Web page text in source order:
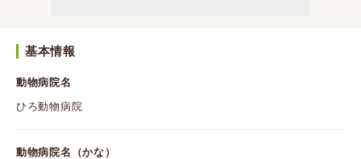
基本情報
動物病院名
ひろ動物病院
動物病院名（かな）